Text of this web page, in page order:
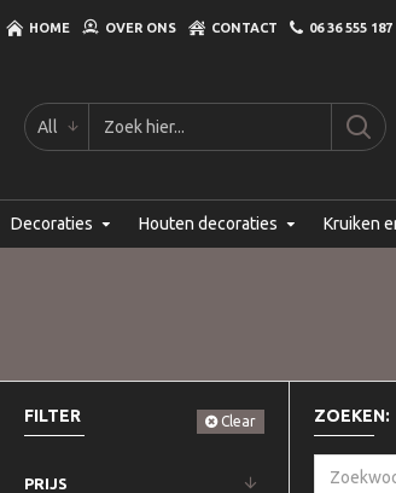
HOME OVER ONS CONTACT 06 36 555 187
All
Decoraties Houten decoraties Kruiken
FILTER Clear
PRIJS
ZOEKEN: